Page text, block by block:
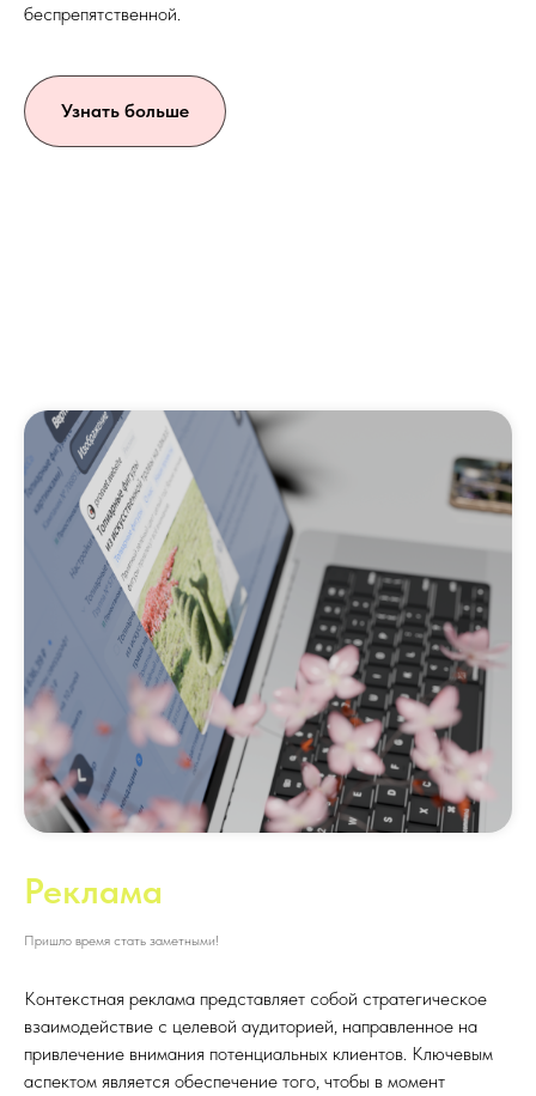
беспрепятственной.
Узнать больше
Реклама
Пришло время стать заметными!
Контекстная реклама представляет собой стратегическое
взаимодействие с целевой аудиторией, направленное на
привлечение внимания потенциальных клиентов. Ключевым
аспектом является обеспечение того, чтобы в момент